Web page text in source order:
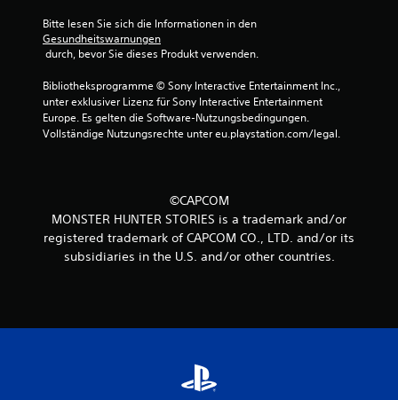
t
u
e
n
Bitte lesen Sie sich die Informationen in den
Gesundheitswarnungen
durch, bevor Sie dieses Produkt verwenden.
Bibliotheksprogramme © Sony Interactive Entertainment Inc.,
unter exklusiver Lizenz für Sony Interactive Entertainment
Europe. Es gelten die Software-Nutzungsbedingungen.
Vollständige Nutzungsrechte unter eu.playstation.com/legal.
©CAPCOM
MONSTER HUNTER STORIES is a trademark and/or
registered trademark of CAPCOM CO., LTD. and/or its
subsidiaries in the U.S. and/or other countries.